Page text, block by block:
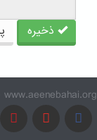
ذخیره
www.aeenebahai.org - وب سایت معرفی آئین بهائی به زبان فارسی